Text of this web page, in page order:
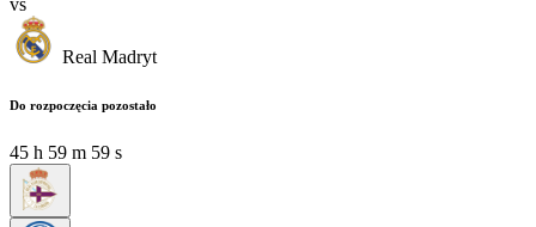
vs
Real Madryt
Do rozpoczęcia pozostało
45 h 59 m 57 s